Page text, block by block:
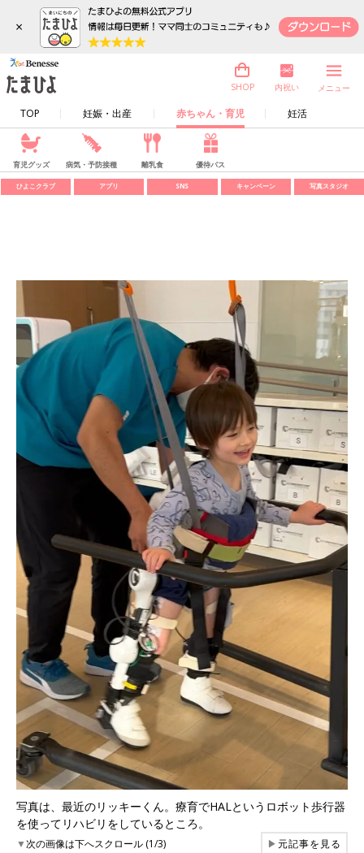
×
TOP 妊娠・出産 赤ちゃん・育児 妊活
SHOP 内祝い メニュー
育児グッズ 病気・予防接種 離乳食 優待パス
ひよこクラブ アプリ SNS キャンペーン 写真スタジオ
写真は、最近のリッキーくん。療育でHALというロボット歩行器
を使ってリハビリをしているところ。
▼次の画像は下へスクロール (1/3) ▶元記事を見る